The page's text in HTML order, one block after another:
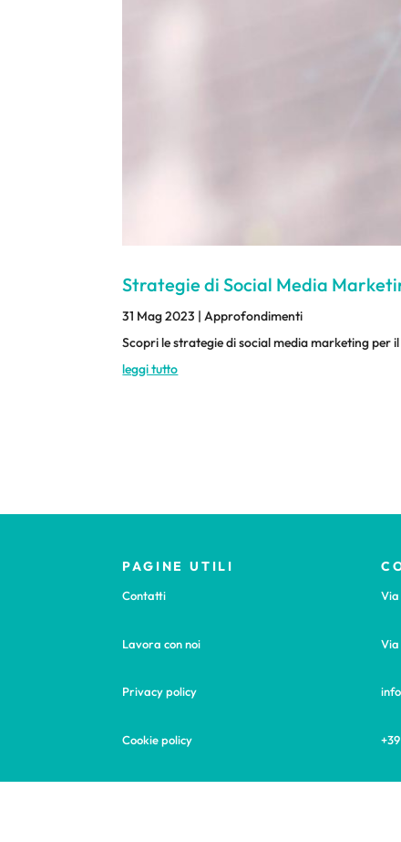
Strategie di Social Media
31 Mag 2023 |Approfondimenti
Scopri le strategie di social media marketing per
leggi tutto
PAGINE UTILI
Contatti
Lavora con noi
Privacy policy
Cookie policy
Via
Via